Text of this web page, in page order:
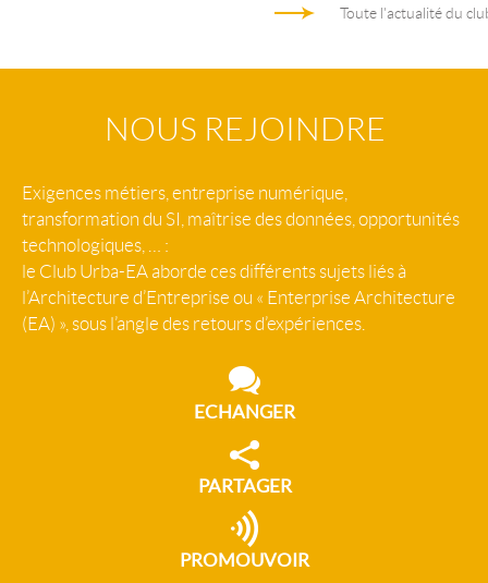
Toute l'actualité du
NOUS REJOINDRE
Exigences métiers, entreprise numérique,
transformation du SI, maîtrise des données, opportunités
technologiques, … :
le Club Urba-EA aborde ces différents sujets liés à
l’Architecture d’Entreprise ou « Enterprise Architecture
(EA) », sous l’angle des retours d’expériences.
ECHANGER
PARTAGER
PROMOUVOIR